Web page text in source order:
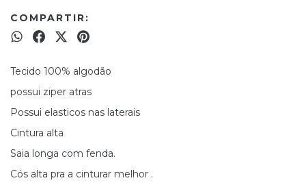
COMPARTIR:
Tecido 100% algodão
possui ziper atras
Possui elasticos nas laterais
Cintura alta
Saia longa com fenda.
Cós alta pra a cinturar melhor .